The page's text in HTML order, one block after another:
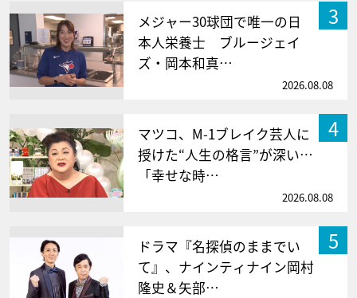
3
メジャー30球団で唯一の日
本人栄養士 ブルージェイ
ズ・岡本和真…
2026.08.08
4
マツコ、M-1ブレイク芸人に
授けた“人生の格言”が深い…
「幸せな時…
2026.08.08
5
ドラマ『名探偵のままでい
て』、ナインティナイン岡村
隆史＆矢部…